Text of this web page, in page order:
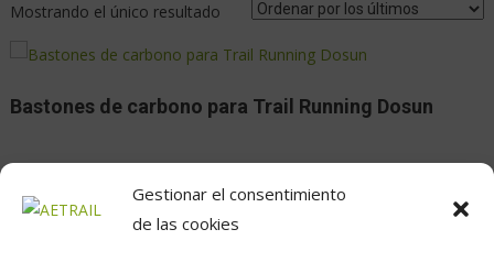
Gestionar el consentimiento
de las cookies
Mostrando el único resultado
Bastones de carbono para Trail Running Dosun